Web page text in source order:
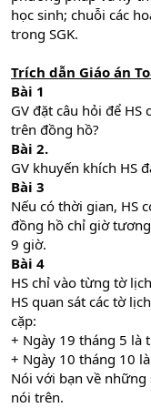
học sinh; chuỗi các
trong SGK.
Trích dẫn Giáo án
Bài 1
GV đặt câu hỏi để
trên đồng hồ?
Bài 2.
GV khuyến khích HS
Bài 3
Nếu có thời gian, HS
đồng hồ chỉ giờ
9 giờ.
Bài 4
HS chỉ vào từng tờ
HS quan sát các tờ
cặp:
+ Ngày 19 tháng 5 là
+ Ngày 10 tháng 10
Nói với bạn về
nói trên.